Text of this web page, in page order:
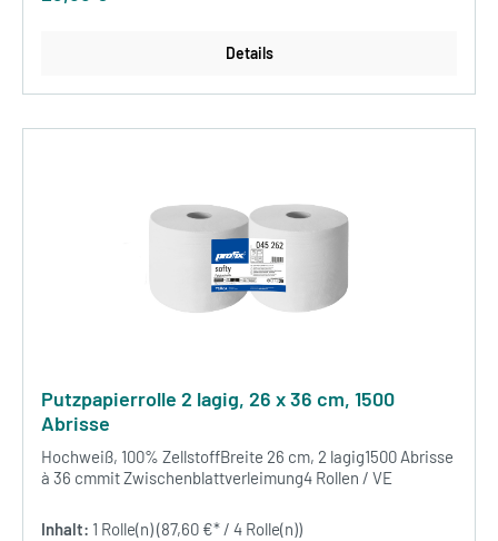
Details
Putzpapierrolle 2 lagig, 26 x 36 cm, 1500
Abrisse
Hochweiß, 100% ZellstoffBreite 26 cm, 2 lagig1500 Abrisse
à 36 cmmit Zwischenblattverleimung4 Rollen / VE
Inhalt: 1 Rolle(n)(87,60 €* / 4 Rolle(n))